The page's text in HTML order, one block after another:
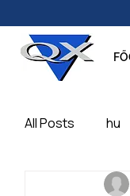
All Posts hu
Papír és